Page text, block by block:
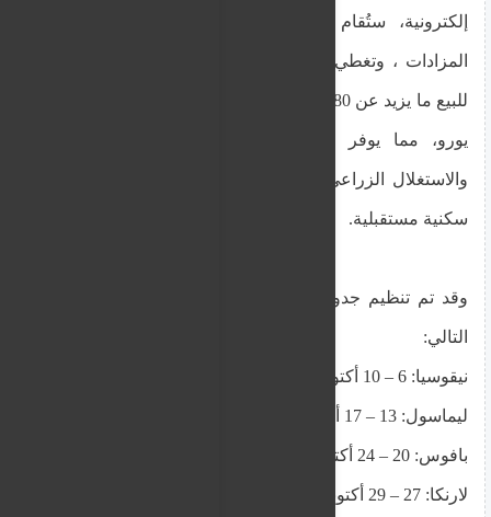
إلكترونية، ستُقام طوال شهر أكتوبر، عبر منصة
المزادات ، وتغطي جميع محافظات قبرص. سيُعرض
يورو، مما يوفر للجمهور فرصًا فريدة للاستثمار،
والاستغلال الزراعي والحيواني، بالإضافة إلى مشاريع
سكنية مستقبلية.
وقد تم تنظيم جدول المزاد لكل محافظة على النحو
التالي:
نيقوسيا: 6 – 10 أكتوبر
ليماسول: 13 – 17 أكتوبر
بافوس: 20 – 24 أكتوبر
لارنكا: 27 – 29 أكتوبر